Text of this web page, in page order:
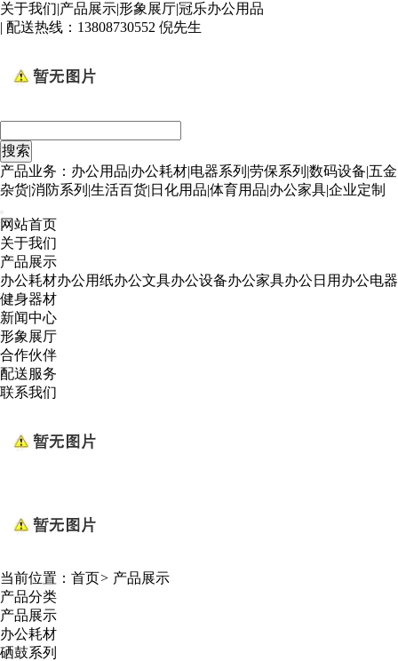
关于我们|产品展示|形象展厅|冠乐办公用品
| 配送热线： 13808730552 倪先生
产品业务：办公用品|办公耗材|电器系列|劳保系列|数码设备|五金
杂货|消防系列|生活百货|日化用品|体育用品|办公家具|企业定制
网站首页
关于我们
产品展示
办公耗材办公用纸办公文具办公设备办公家具办公日用 办公电器
健身器材
新闻中心
形象展厅
合作伙伴
配送服务
联系我们
当前位置： 首页> 产品展示
产品分类
产品展示
办公耗材
硒鼓系列